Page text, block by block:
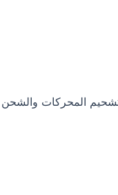
تشحيم المحركات والشحن